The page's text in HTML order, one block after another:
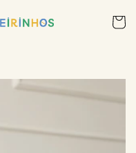
Cart